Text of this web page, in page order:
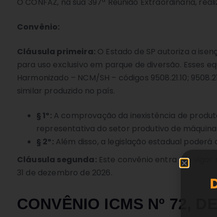
Convênio:
Cláusula primeira: O Estado de SP autoriza a
para uso exclusivo em parque de diversão. Esses
Harmonizado – NCM/SH – códigos 9508.21.10;
similar produzido no país.
§ 1º: A comprovação da inexistência de
representativa do setor produtivo de
§ 2º: Além disso, a legislação estadual
Cláusula segunda: Este convênio entra em
31 de dezembro de 2026.
CONVÊNIO ICMS Nº 72,